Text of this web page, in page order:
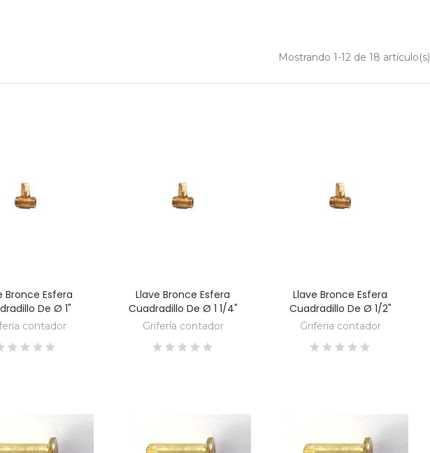
Mostrando 1-12 de 18 artículo(s)
DESCUBRE
Bronce Esfera
De Ø 1"
contador
DESCUBRE
Llave Bronce Esfera
Cuadradillo De Ø 1 1/4"
Grifería contador
DESCUBRE
Llave Bronce Esfera
Cuadradillo De Ø 1/2"
Grifería contador